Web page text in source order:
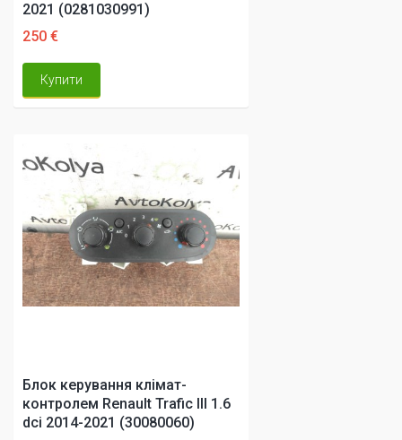
2021 (0281030991)
250 €
Купити
Блок керування клімат-
контролем Renault Trafic III 1.6
dci 2014-2021 (30080060)